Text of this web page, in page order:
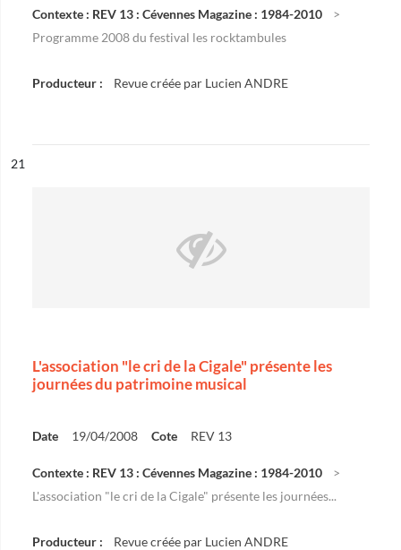
Contexte : REV 13 : Cévennes Magazine : 1984-2010
Programme 2008 du festival les rocktambules
Producteur : Revue créée par Lucien ANDRE
n°
21
L'association "le cri de la Cigale" présente les
journées du patrimoine musical
Date 19/04/2008 Cote REV 13
Contexte : REV 13 : Cévennes Magazine : 1984-2010
L'association "le cri de la Cigale" présente les journées...
Producteur : Revue créée par Lucien ANDRE